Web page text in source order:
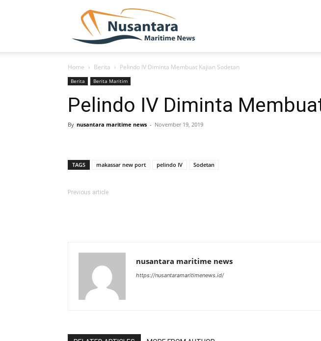
Home Berita Pelindo IV Diminta Membuat Kajian Sodetan
Berita Berita Maritim
Pelindo IV Diminta
By nusantara maritime news - November 19, 2019
TAGS makassar new port pelindo IV Sodetan
Previous article
nusantara maritime news
https://nusantaramaritimenews.id/